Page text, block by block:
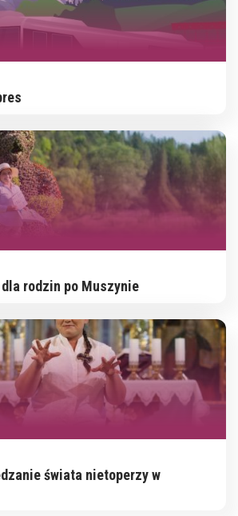
rodzin po Muszynie
świata nietoperzy w